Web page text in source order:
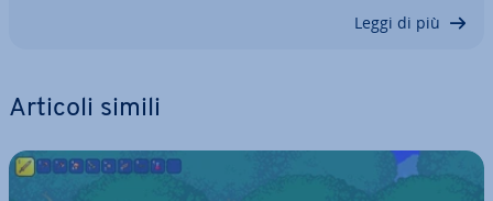
Leggi di più
Articoli simili